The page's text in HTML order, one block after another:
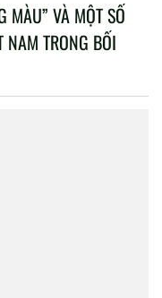
MÀU” VÀ MỘT SỐ
TRONG BỐI